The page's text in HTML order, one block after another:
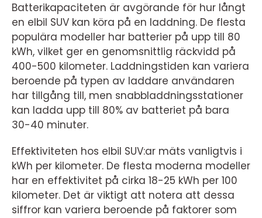
Batterikapaciteten är avgörande för hur långt
en elbil SUV kan köra på en laddning. De flesta
populära modeller har batterier på upp till 80
kWh, vilket ger en genomsnittlig räckvidd på
400-500 kilometer. Laddningstiden kan variera
beroende på typen av laddare användaren
har tillgång till, men snabbladdningsstationer
kan ladda upp till 80% av batteriet på bara
30-40 minuter.
Effektiviteten hos elbil SUV:ar mäts vanligtvis i
kWh per kilometer. De flesta moderna modeller
har en effektivitet på cirka 18-25 kWh per 100
kilometer. Det är viktigt att notera att dessa
siffror kan variera beroende på faktorer som